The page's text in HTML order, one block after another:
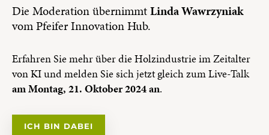
Die Moderation übernimmtLinda Wawrzyniak
vom Pfeifer Innovation Hub.
Erfahren Sie mehr über die Holzindustrie im Zeitalter
von KI und melden Sie sich jetzt gleich zum Live-Talk
am Montag, 21. Oktober 2024 an.
ICH BIN DABEI